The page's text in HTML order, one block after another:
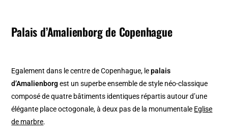
Palais d’Amalienborg de Copenhague
Egalement dans le centre de Copenhague, lepalais
d’Amalienborgest un superbe ensemble de style néo-classique
composé de quatre bâtiments identiques répartis autour d’une
élégante place octogonale, à deux pas de la monumentale Eglise
de marbre.